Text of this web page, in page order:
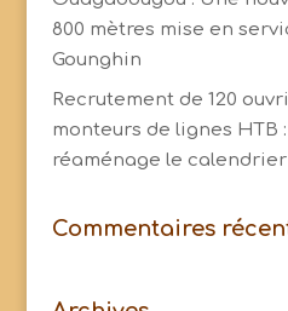
800 mètres mise en
Gounghin
Recrutement de 120
monteurs de lignes HTB
réaménage le
Commentaires